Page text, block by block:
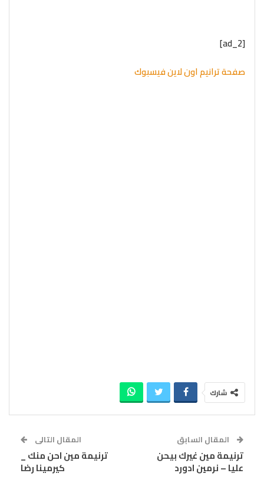
[ad_2]
صفحة ترانيم اون لاين فيسبوك
شارك
المقال السابق
‎ترنيمة مين غيرك بيحن
عليا – نرمين ادورد‎
المقال التالى
‎ترنيمة مين احن منك _
كيرمينا رضا‎